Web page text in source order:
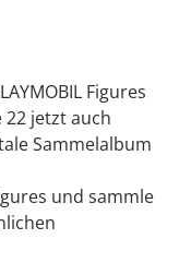
Figures
22 jetzt auch
Sammelalbum
und sammle